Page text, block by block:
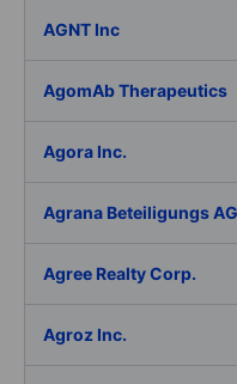
AGNT Inc
AgomAb Therapeutics
Agora Inc.
Agrana Beteiligungs AG
Agree Realty Corp.
Agroz Inc.